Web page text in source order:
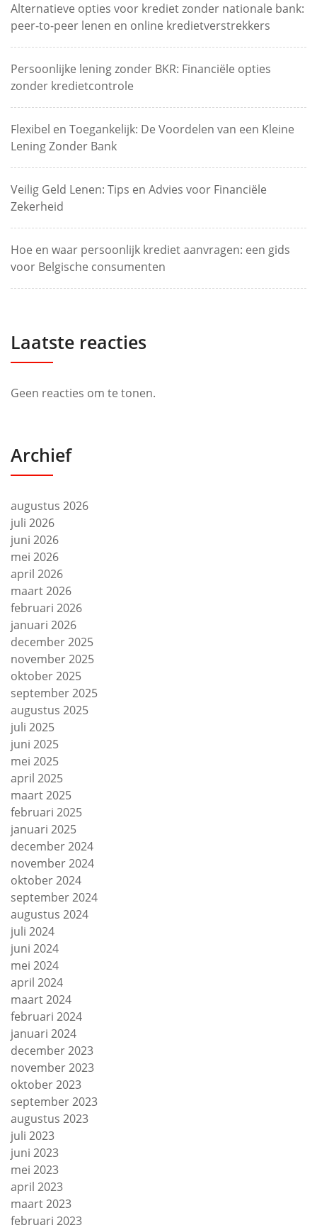
Alternatieve opties voor krediet zonder nationale bank:
peer-to-peer lenen en online kredietverstrekkers
Persoonlijke lening zonder BKR: Financiële opties
zonder kredietcontrole
Flexibel en Toegankelijk: De Voordelen van een Kleine
Lening Zonder Bank
Veilig Geld Lenen: Tips en Advies voor Financiële
Zekerheid
Hoe en waar persoonlijk krediet aanvragen: een gids
voor Belgische consumenten
Laatste reacties
Geen reacties om te tonen.
Archief
augustus 2026
juli 2026
juni 2026
mei 2026
april 2026
maart 2026
februari 2026
januari 2026
december 2025
november 2025
oktober 2025
september 2025
augustus 2025
juli 2025
juni 2025
mei 2025
april 2025
maart 2025
februari 2025
januari 2025
december 2024
november 2024
oktober 2024
september 2024
augustus 2024
juli 2024
juni 2024
mei 2024
april 2024
maart 2024
februari 2024
januari 2024
december 2023
november 2023
oktober 2023
september 2023
augustus 2023
juli 2023
juni 2023
mei 2023
april 2023
maart 2023
februari 2023